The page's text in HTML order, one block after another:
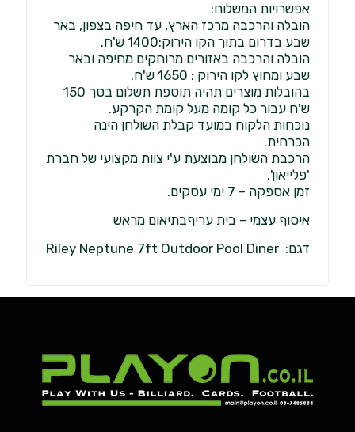
אפשרויות המשלוח:
הובלה והרכבה מרכז הארץ, עד חיפה בצפון, באר
שבע בדרום בתוך הקו הירוק:1400 ש'ח.
הובלה והרכבה באזורים מרוחקים מחיפה ובאר
שבע ומחוץ לקו הירוק : 1650 ש'ח.
בהובלות מוצרים תהיה תוספת תשלום בסך 150
ש'ח עבור כל קומה מעל קומת הקרקע.
נוכחות הלקוח במועד קבלת השולחן הינה
הכרחית.
הרכבת השולחן מבוצעת ע'י צוות מקצועי של חברת
'פלייאון'.
זמן אספקה – 7 ימי עסקים.
איסוף עצמי – בית עריףבתיאום מראש
דגם: Riley Neptune 7ft Outdoor Pool Diner